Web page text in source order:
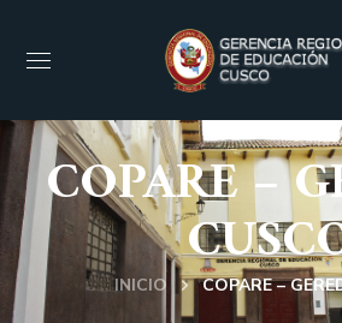
COPARE –
INICIO COPARE –